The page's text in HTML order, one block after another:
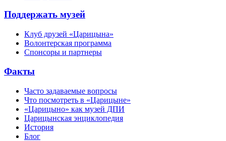
Поддержать музей
Клуб друзей «Царицына»
Волонтерская программа
Спонсоры и партнеры
Факты
Часто задаваемые вопросы
Что посмотреть в «Царицыне»
«Царицыно» как музей ДПИ
Царицынская энциклопедия
История
Блог